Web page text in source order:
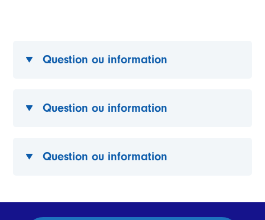
Question ou information
Question ou information
Question ou information